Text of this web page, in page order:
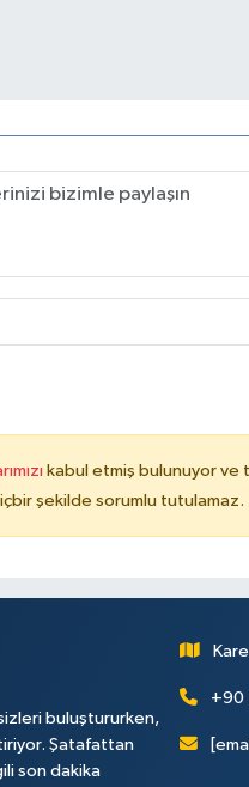
kabul etmiş bulunuyor ve
şekilde sorumlu tutulamaz.
buluştururken,
Şatafattan
son dakika
+90